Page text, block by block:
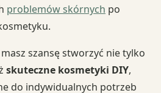
problemów skórnych po
szansę stworzyć nie tylko
skuteczne kosmetyki DIY,
do indywidualnych potrzeb